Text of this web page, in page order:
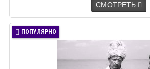
СМОТРЕТЬ
ПОПУЛЯРНО